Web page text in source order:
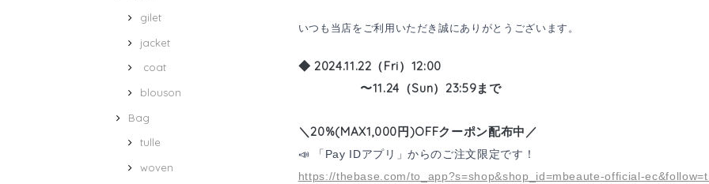
gilet
jacket
coat
blouson
Bag
tulle
woven
いつも当店をご利用いただき誠にありがとうございます。
◆ 2024.11.22（Fri）12:00
〜11.24（Sun）23:59まで
＼20%(MAX1,000円)OFFクーポン配布中／
📣 「 Pay IDアプリ 」からのご注文限定です！
https://thebase.com/to_app?s=shop&shop_id=mbeaute-official-